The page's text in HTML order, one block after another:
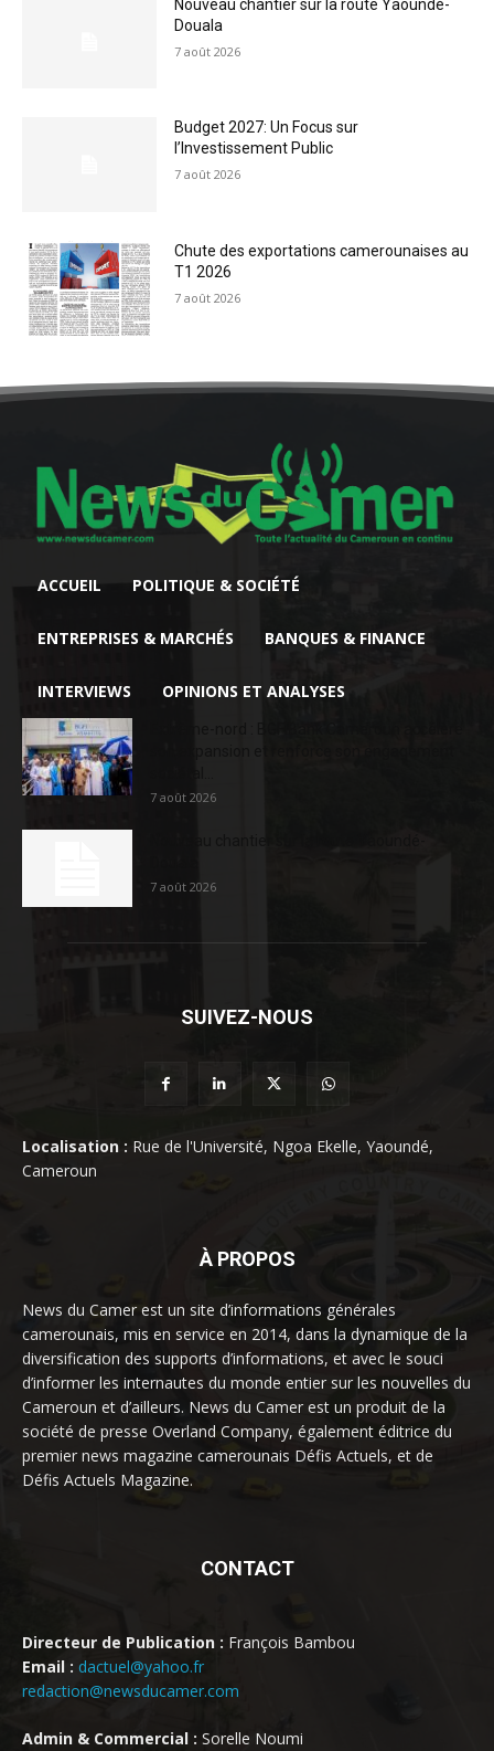
Nouveau chantier sur la route Yaoundé-
Douala
7 août 2026
Budget 2027: Un Focus sur
l’Investissement Public
7 août 2026
Chute des exportations camerounaises au
T1 2026
7 août 2026
ACCUEIL POLITIQUE & SOCIÉTÉ
ENTREPRISES & MARCHÉS BANQUES & FINANCE
INTERVIEWS OPINIONS ET ANALYSES
7 août 2026
7 août 2026
SUIVEZ-NOUS
Localisation : Rue de l'Université, Ngoa Ekelle, Yaoundé,
Cameroun
À PROPOS
News du Camer est un site d’informations générales
camerounais, mis en service en 2014, dans la dynamique de la
diversification des supports d’informations, et avec le souci
d’informer les internautes du monde entier sur les nouvelles du
Cameroun et d’ailleurs. News du Camer est un produit de la
société de presse Overland Company, également éditrice du
premier news magazine camerounais Défis Actuels, et de
Défis Actuels Magazine.
CONTACT
Directeur de Publication : François Bambou
Email : dactuel@yahoo.fr
redaction@newsducamer.com
Admin & Commercial : Sorelle Noumi